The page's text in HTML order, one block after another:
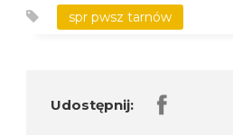
spr pwsz tarnów
Udostępnij: